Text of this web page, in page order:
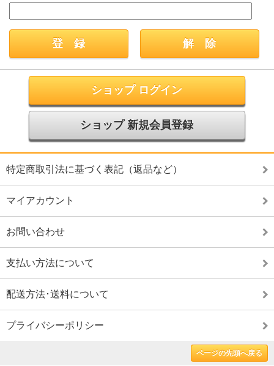
ショップ ログイン
ショップ 新規会員登録
特定商取引法に基づく表記（返品など）
マイアカウント
お問い合わせ
支払い方法について
配送方法･送料について
プライバシーポリシー
ページの先頭へ戻る